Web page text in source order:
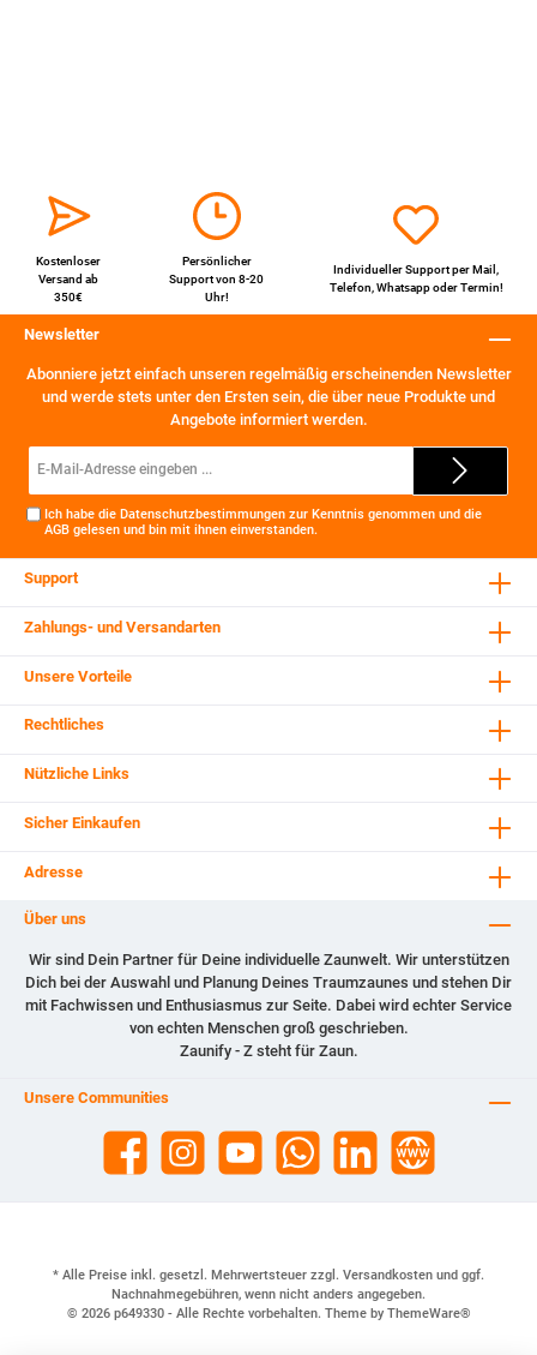
Kostenloser
Versand ab
350€
Persönlicher
Support von 8-20
Uhr!
Individueller Support perMail,
Telefon,WhatsappoderTermin!
Newsletter
Abonniere jetzt einfach unseren regelmäßig erscheinenden Newsletter
und werde stets unter den Ersten sein, die über neue Produkte und
Angebote informiert werden.
Ich habe die Datenschutzbestimmungen zur Kenntnis genommen und die
AGB gelesen und bin mit ihnen einverstanden.
Support
Zahlungs- und Versandarten
Unsere Vorteile
Rechtliches
Nützliche Links
Sicher Einkaufen
Adresse
Über uns
Wir sind Dein Partner für Deine individuelle Zaunwelt. Wir unterstützen
Dich bei der Auswahl und Planung Deines Traumzaunes und stehen Dir
mit Fachwissen und Enthusiasmus zur Seite. Dabei wird echter Service
von echten Menschen groß geschrieben.
Zaunify - Z steht für Zaun.
Unsere Communities
* Alle Preise inkl. gesetzl. Mehrwertsteuer zzgl. Versandkosten und ggf.
Nachnahmegebühren, wenn nicht anders angegeben.
© 2026 p649330 - Alle Rechte vorbehalten. Theme by ThemeWare®